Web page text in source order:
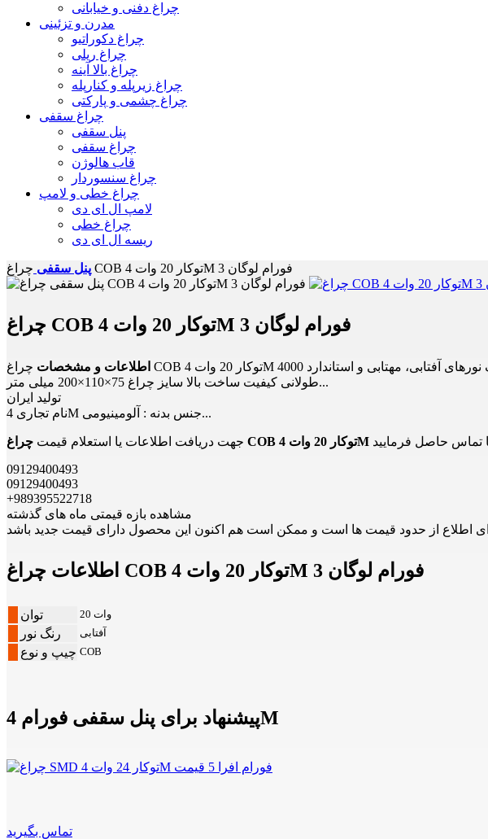
چراغ دفنی و خیابانی
مدرن و تزئینی
چراغ دکوراتیو
چراغ ریلی
چراغ بالا آینه
چراغ زیرپله و کنارپله
چراغ چشمی و پارکتی
چراغ سقفی
پنل سقفی
چراغ سقفی
قاب هالوژن
چراغ سنسوردار
چراغ خطی و لامپ
لامپ ال ای دی
چراغ خطی
ریسه ال ای دی
پنل سقفی چراغ COB توکار 20 وات 4M فورام لوگان 3
چراغ COB توکار 20 وات 4M فورام لوگان 3
اطلاعات و مشخصات چراغ COB توکار 20 وات 4M مدل لوگان زاویه تابش 36 درجه نصب آسان به روش توکار سقفی دارای رنگ نورهای آفتابی، مهتابی و استاندارد 4000K شار نوری 1500 لومن عمر مفید
طولانی کیفیت ساخت بالا سایز چراغ 75×110×200 میلی متر...
تولید ایران
نام تجاری 4M جنس بدنه : آلومینیومی...
جهت دریافت اطلاعات یا استعلام قیمت
09129400493
09129400493
+989395522718
مشاهده بازه قیمتی ماه های گذشته
اطلاعات چراغ COB توکار 20 وات 4M فورام لوگان 3
توان 20 وات
رنگ نور آفتابی
چیپ و نوع COB
پیشنهاد برای پنل سقفی فورام 4M
تماس بگیرید